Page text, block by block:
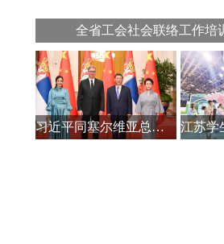
全省工会社会联络工作培
习近平同塞尔维亚总统武契奇会谈